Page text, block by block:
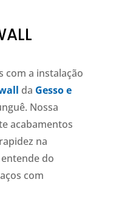
com a instalação
da Gesso e
Nossa
acabamentos
na
do
com